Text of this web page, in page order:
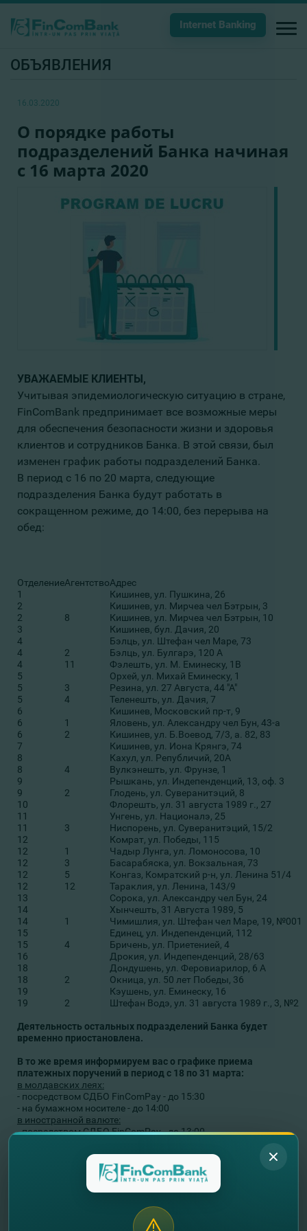
Internet Banking
ОБЪЯВЛЕНИЯ
16.03.2020
О порядке работы
подразделений Банка начиная
с 16 марта 2020
УВАЖАЕМЫЕ КЛИЕНТЫ,
Учитывая эпидемиологическую ситуацию в стране,
FinComBank предпринимает все возможные меры
для обеспечения безопасности жизни и здоровья
клиентов и сотрудников Банка. В этой связи, был
изменен график работы подразделений Банка.
В период с 16 по 20 марта, следующие
подразделения Банка будут работать в
сокращенном режиме, до 14:00, без перерыва на
обед:
ОтделениеАгентствоАдрес
1
Кишинев, ул. Пушкина, 26
2
Кишинев, ул. Мирчеа чел Бэтрын, 3
2
8
Кишинев, ул. Мирчеа чел Бэтрын, 10
3
Кишинев, бул. Дачия, 20
4
Бэлць, ул. Штефан чел Маре, 73
4
2
Бэлць, ул. Булгарэ, 120 А
4
11
Фэлешть, ул. М. Еминеску, 1B
5
Орхей, ул. Михай Еминеску, 1
5
3
Резина, ул. 27 Августа, 44 "А"
5
4
Теленешть, ул. Дачия, 7
6
Кишинев, Московский пр-т, 9
6
1
Яловень, ул. Александру чел Бун, 43-а
6
2
Кишинев, ул. Б.Воевод, 7/3, а. 82, 83
7
Кишинев, ул. Иона Крянгэ, 74
8
Кахул, ул. Републичий, 20А
8
4
Вулкэнешть, ул. Фрунзе, 1
9
Рышкань, ул. Индепенденций, 13, оф. 3
9
2
Глодень, ул. Суверанитэций, 8
10
Флорешть, ул. 31 августа 1989 г., 27
11
Унгень, ул. Националэ, 25
11
3
Ниспорень, ул. Суверанитэций, 15/2
12
Комрат, ул. Победы, 115
12
1
Чадыр Лунга, ул. Ломоносова, 10
12
3
Басарабяска, ул. Вокзальная, 73
12
5
Конгаз, Комратский р-н, ул. Ленина 51/4
12
12
Тараклия, ул. Ленина, 143/9
13
Сорока, ул. Александру чел Бун, 24
14
Хынчешть, 31 Августа 1989, 5
14
1
Чимишлия, ул. Штефан чел Маре, 19, №001
15
Единец, ул. Индепенденций, 112
15
4
Бричень, ул. Приетенией, 4
16
Дрокия, ул. Индепенденций, 28/63
18
Дондушень, ул. Феровиарилор, 6 А
18
2
Окница, ул. 50 лет Победы, 36
19
Кэушень, ул. Еминеску, 16
19
2 Штефан Водэ, ул. 31 августа 1989 г., 3, №2
Деятельность остальных подразделений Банка будет
временно приостановлена.
В то же время информируем вас о графике приема
платежных поручений в период с 18 по 31 марта:
в молдавских леях:
- посредством СДБО FinComPay - до 15:30
- на бумажном носителе - до 14:00
в иностранной валюте:
- посредством СДБО FinComPay - до 13:00
В ситуации, когда каждый из нас несет ответственность за
предупреждение распространение вируса, просим клиентов
Банка соблюдать следующие #МерыБезопасности:
Банк и воспользуйтесь ОНЛАЙН услугами и